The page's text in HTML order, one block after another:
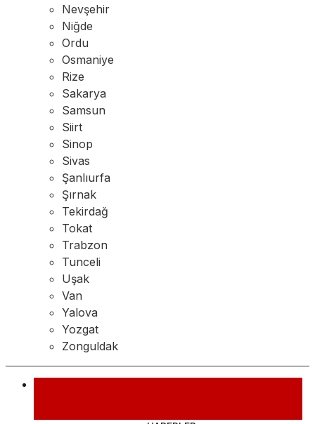
Nevşehir
Niğde
Ordu
Osmaniye
Rize
Sakarya
Samsun
Siirt
Sinop
Sivas
Şanlıurfa
Şırnak
Tekirdağ
Tokat
Trabzon
Tunceli
Uşak
Van
Yalova
Yozgat
Zonguldak